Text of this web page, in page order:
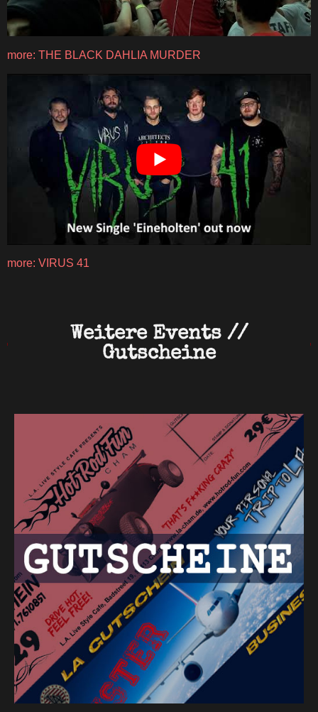
more: THE BLACK DAHLIA MURDER
more: VIRUS 41
Weitere Events //
Gutscheine